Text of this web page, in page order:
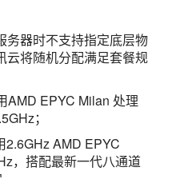
务器时不支持指定底层物
云将随机分配满足套餐规
AMD EPYC Milan 处理
；
AMD EPYC
，搭配最新一代八通道